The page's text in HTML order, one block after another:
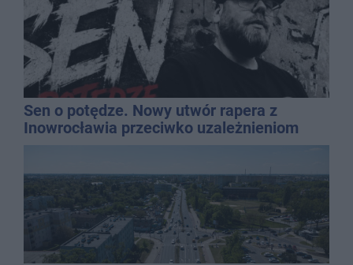
Sen o potędze. Nowy utwór rapera z
Inowrocławia przeciwko uzależnieniom